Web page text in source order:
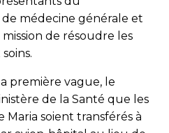
médecine générale et
de résoudre les
première vague, le
de la Santé que les
Maria soient transférés à